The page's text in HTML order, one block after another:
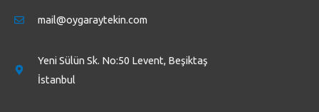
mail@oygaraytekin.com
Yeni Sülün Sk. No:50 Levent, Beşiktaş
İstanbul